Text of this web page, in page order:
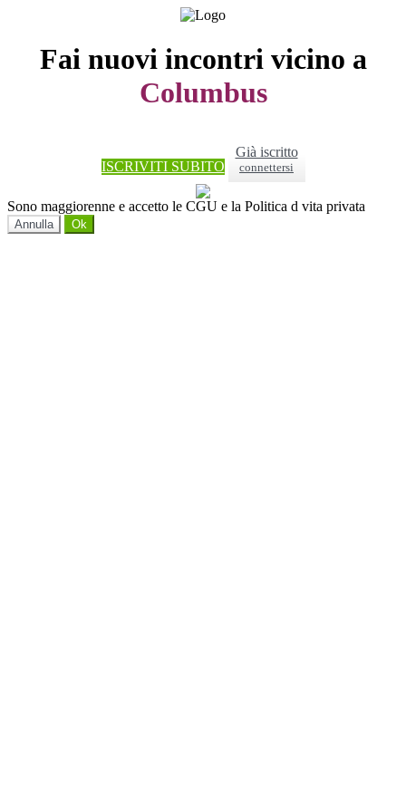
Fai nuovi incontri vicino a
Columbus
ISCRIVITI SUBITO
Già iscritto
connettersi
Sono maggiorenne e accetto le CGU e la Politica d vita privata
Annulla Ok